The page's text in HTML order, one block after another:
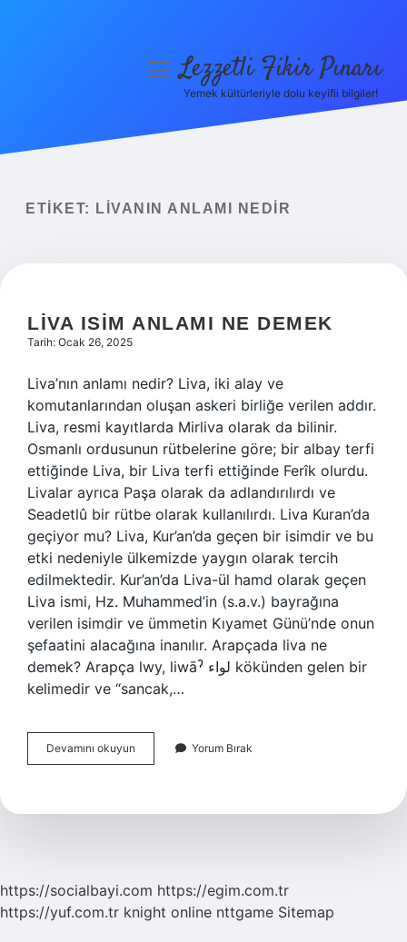
Yasal Uyarı
menüyüLezzetli Fikir Pınarı
Yemek kültürleriyle dolu keyifli bilgiler!
ETIKET: LIVANIN ANLAMI NEDIR
LIVA ISIM ANLAMI NE DEMEK
Tarih: Ocak 26, 2025
Liva’nın anlamı nedir? Liva, iki alay ve
komutanlarından oluşan askeri birliğe verilen addır.
Liva, resmi kayıtlarda Mirliva olarak da bilinir.
Osmanlı ordusunun rütbelerine göre; bir albay terfi
ettiğinde Liva, bir Liva terfi ettiğinde Ferîk olurdu.
Livalar ayrıca Paşa olarak da adlandırılırdı ve
Seadetlû bir rütbe olarak kullanılırdı. Liva Kuran’da
geçiyor mu? Liva, Kur’an’da geçen bir isimdir ve bu
etki nedeniyle ülkemizde yaygın olarak tercih
edilmektedir. Kur’an’da Liva-ül hamd olarak geçen
Liva ismi, Hz. Muhammed’in (s.a.v.) bayrağına
verilen isimdir ve ümmetin Kıyamet Günü’nde onun
şefaatini alacağına inanılır. Arapçada liva ne
demek? Arapça lwy, liwāˀ لواء kökünden gelen bir
kelimedir ve “sancak,…
Devamını okuyun
Isim
Demek
Yorum Bırak
https://socialbayi.com https://egim.com.tr
https://yuf.com.tr knight online nttgame Sitemap